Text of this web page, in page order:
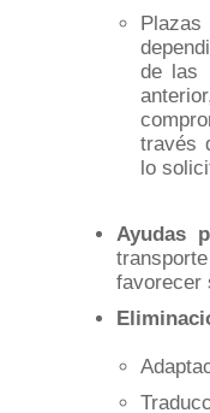
de las
través
lo
Ayudas
favorecer